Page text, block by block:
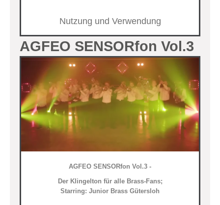
Nutzung und Verwendung
AGFEO SENSORfon Vol.3
AGFEO SENSORfon Vol.3 -
Der Klingelton für alle Brass-Fans;
Starring: Junior Brass Gütersloh